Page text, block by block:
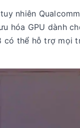
nhiên
hóa GPU dành
có thể hỗ trợ mọi